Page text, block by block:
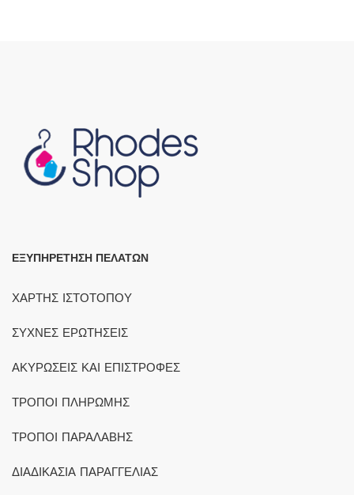
ΕΞΥΠΗΡΕΤΗΣΗ ΠΕΛΑΤΩΝ
ΧΑΡΤΗΣ ΙΣΤΟΤΟΠΟΥ
ΣΥΧΝΕΣ ΕΡΩΤΗΣΕΙΣ
ΑΚΥΡΩΣΕΙΣ ΚΑΙ ΕΠΙΣΤΡΟΦΕΣ
ΤΡΟΠΟΙ ΠΛΗΡΩΜΗΣ
ΤΡΟΠΟΙ ΠΑΡΑΛΑΒΗΣ
ΔΙΑΔΙΚΑΣΙΑ ΠΑΡΑΓΓΕΛΙΑΣ